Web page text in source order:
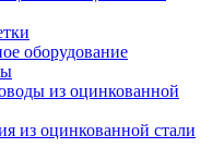
оборудование
из оцинкованной
из оцинкованной стали